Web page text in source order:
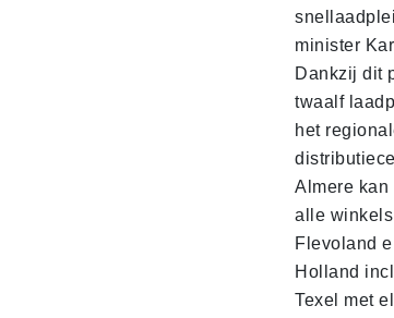
minister
Dankzij dit
twaalf
het
Almere
alle
Flevoland
Holland
Texel met